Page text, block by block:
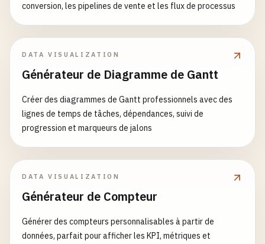
conversion, les pipelines de vente et les flux de processus
DATA VISUALIZATION
Générateur de Diagramme de Gantt
Créer des diagrammes de Gantt professionnels avec des
lignes de temps de tâches, dépendances, suivi de
progression et marqueurs de jalons
DATA VISUALIZATION
Générateur de Compteur
Générer des compteurs personnalisables à partir de
données, parfait pour afficher les KPI, métriques et